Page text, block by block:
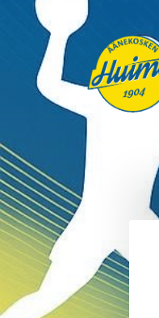
Siirry
sivun
sisältöön